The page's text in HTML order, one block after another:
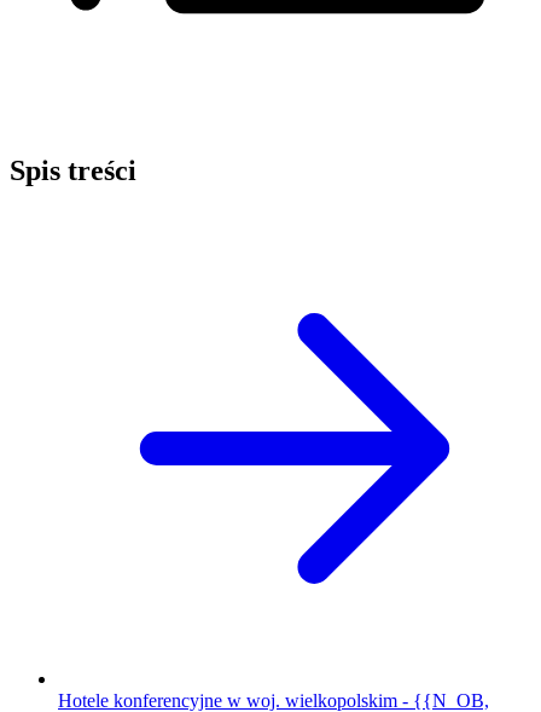
Spis treści
Hotele konferencyjne w woj. wielkopolskim - {{N_OB,